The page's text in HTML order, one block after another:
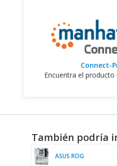
Connect-
Encuentra el producto
También podría
ASUS ROG